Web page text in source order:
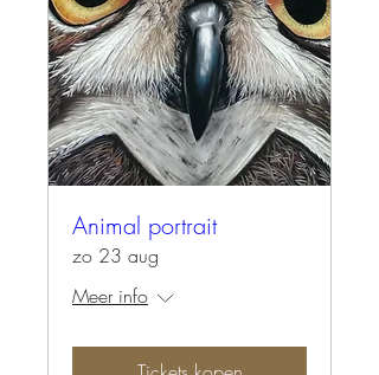
Animal portrait
zo 23 aug
Meer info